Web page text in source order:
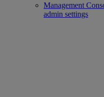
Management
admin settings